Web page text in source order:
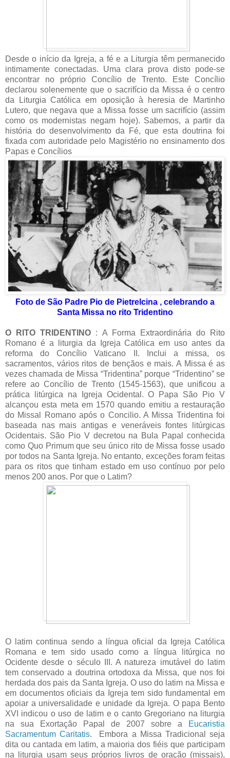
Desde o início da Igreja, a fé e a Liturgia têm permanecido
intimamente conectadas. Uma clara prova disto pode-se
encontrar no próprio Concílio de Trento. Este Concílio
declarou solenemente que o sacrifício da Missa é o centro
da Liturgia Católica em oposição à heresia de Martinho
Lutero, que negava que a Missa fosse um sacrifício (assim
como os modernistas negam hoje). Sabemos, a partir da
história do desenvolvimento da Fé, que esta doutrina foi
fixada com autoridade pelo Magistério no ensinamento dos
Papas e Concílios
Foto de São Padre Pio de Pietrelcina , celebrando a
Santa Missa no rito Tridentino
O RITO TRIDENTINO : A Forma Extraordinária do Rito
Romano é a liturgia da Igreja Católica em uso antes da
reforma do Concílio Vaticano II. Inclui a missa, os
sacramentos, vários ritos de bençãos e mais. A Missa é as
vezes chamada de Missa “Tridentina” porque “Tridentino” se
refere ao Concílio de Trento (1545-1563), que unificou a
prática litúrgica na Igreja Ocidental. O Papa São Pio V
alcançou esta meta em 1570 quando emitiu a restauração
do Missal Romano após o Concilio. A Missa Tridentina foi
baseada nas mais antigas e veneráveis fontes litúrgicas
Ocidentais. São Pio V decretou na Bula Papal conhecida
como Quo Primum que seu único rito de Missa fosse usado
por todos na Santa Igreja. No entanto, exceções foram feitas
para os ritos que tinham estado em uso contínuo por pelo
menos 200 anos. Por que o Latim?
O latim continua sendo a língua oficial da Igreja Católica
Romana e tem sido usado como a língua litúrgica no
Ocidente desde o século III. A natureza imutável do latim
tem conservado a doutrina ortodoxa da Missa, que nos foi
herdada dos pais da Santa Igreja. O uso do latim na Missa e
em documentos oficiais da Igreja tem sido fundamental em
apoiar a universalidade e unidade da Igreja. O papa Bento
XVI indicou o uso de latim e o canto Gregoriano na liturgia
na sua Exortação Papal de 2007 sobre a
Eucaristia
Sacramentum Caritatis. Embora a Missa Tradicional seja
dita ou cantada em latim, a maioria dos fiéis que participam
na liturgia usam seus próprios livros de oração (missais),